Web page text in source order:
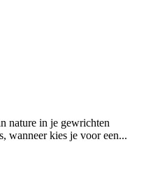
nature in je gewrichten
wanneer kies je voor een...